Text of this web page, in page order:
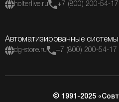
holterlive.ru +7 (800) 200-54-17
Автоматизированные
dg-store.ru +7 (800) 200-54-17
© 1991-2025